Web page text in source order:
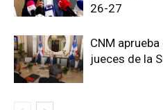
26-27
CNM
jueces de la